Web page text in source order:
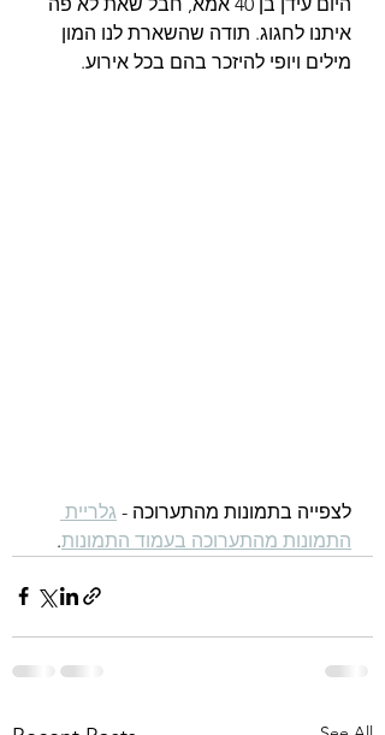
איתנו לחגוג. תודה שהשארת לנו המון
מילים ויופי להיזכר בהם בכל אירוע.
לצפייה בתמונות מהתערוכה - גלריית
התמונות מהתערוכה בעמוד התמונות.